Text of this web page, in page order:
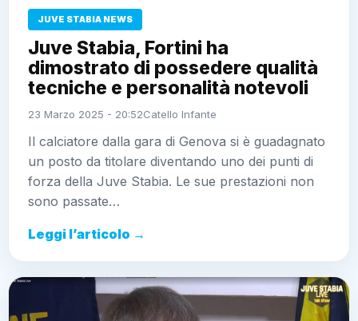
JUVE STABIA NEWS
Juve Stabia, Fortini ha
dimostrato di possedere qualità
tecniche e personalità notevoli
23 Marzo 2025 - 20:52Catello Infante
Il calciatore dalla gara di Genova si è guadagnato
un posto da titolare diventando uno dei punti di
forza della Juve Stabia. Le sue prestazioni non
sono passate…
Leggi l’articolo →